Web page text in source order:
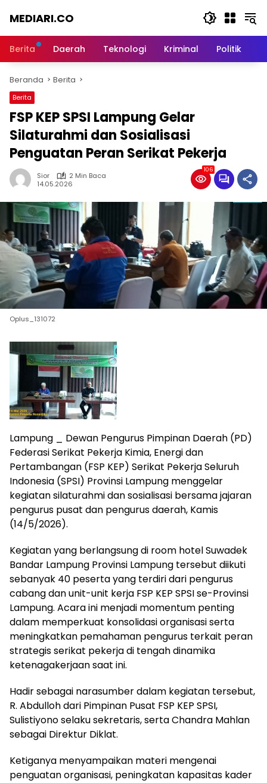
MEDIARI.CO
Berita Daerah Teknologi Kriminal Politik
Beranda Berita
Berita
FSP KEP SPSI Lampung Gelar
Silaturahmi dan Sosialisasi
Penguatan Peran Serikat Pekerja
Sior
2 Min Baca
14.05.2026
106
Oplus_131072
Lampung _ Dewan Pengurus Pimpinan Daerah (PD)
Federasi Serikat Pekerja Kimia, Energi dan
Pertambangan (FSP KEP) Serikat Pekerja Seluruh
Indonesia (SPSI) Provinsi Lampung menggelar
kegiatan silaturahmi dan sosialisasi bersama jajaran
pengurus pusat dan pengurus daerah, Kamis
(14/5/2026).
Kegiatan yang berlangsung di room hotel Suwadek
Bandar Lampung Provinsi Lampung tersebut diikuti
sebanyak 40 peserta yang terdiri dari pengurus
cabang dan unit-unit kerja FSP KEP SPSI se-Provinsi
Lampung. Acara ini menjadi momentum penting
dalam memperkuat konsolidasi organisasi serta
meningkatkan pemahaman pengurus terkait peran
strategis serikat pekerja di tengah dinamika
ketenagakerjaan saat ini.
Hadir sebagai narasumber dalam kegiatan tersebut,
R. Abdulloh dari Pimpinan Pusat FSP KEP SPSI,
Sulistiyono selaku sekretaris, serta Chandra Mahlan
sebagai Direktur Diklat.
Ketiganya menyampaikan materi mengenai
penguatan organisasi, peningkatan kapasitas kader